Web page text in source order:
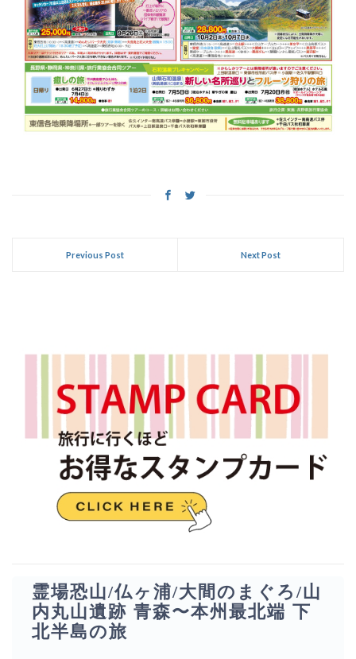
Previous Post Next Post
霊場恐山/仏ヶ浦/大間のまぐろ/山
内丸山遺跡 青森〜本州最北端 下
北半島の旅